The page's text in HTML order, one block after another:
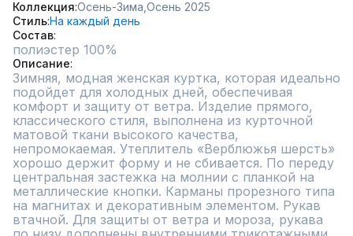
Коллекция Осень-Зима, Осень 2025
СтильНа каждый день
Состав
полиэстер 100%
Описание
Зимняя, модная женская куртка, которая идеально
подойдет для холодных дней, обеспечивая
комфорт и защиту от ветра. Изделие прямого,
классического стиля, выполнена из курточной
матовой ткани высокого качества,
непромокаемая. Утеплитель «Верблюжья шерсть»
хорошо держит форму и не сбивается. По переду
центральная застежка на молнии с планкой на
металлические кнопки. Карманы прорезного типа
на магнитах и декоративным элементом. Рукав
втачной. Для защиты от ветра и мороза, рукава